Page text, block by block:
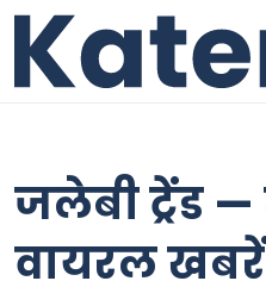
जलेबी ट्रेंड
वायरल खबरें